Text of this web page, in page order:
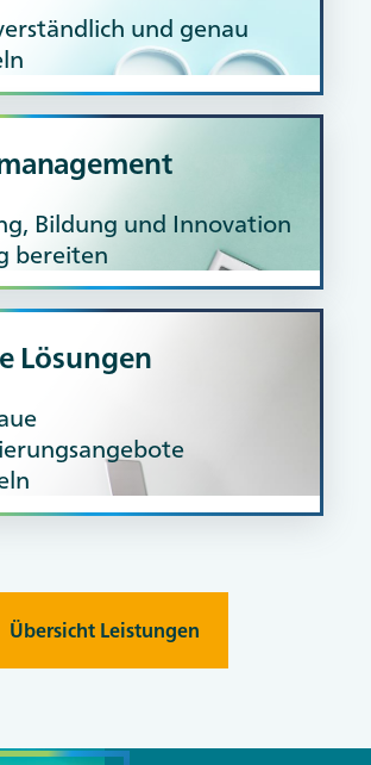
/ Vivid_Vision
und genau
/ Akio Mic
Bildung und Innovation
bereiten
NordWood Themes
Lösungen
Übersicht Leistungen